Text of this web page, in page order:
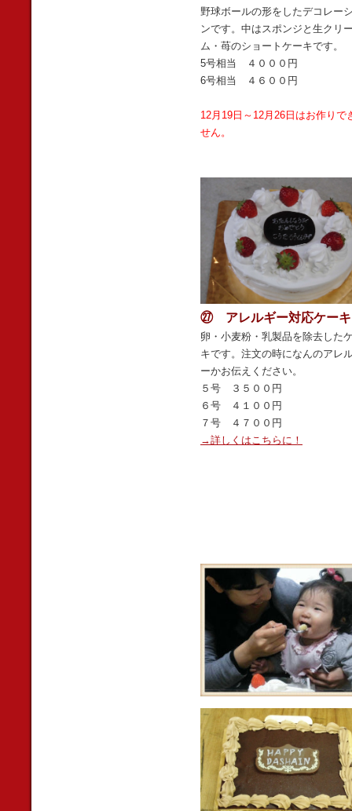
野球ボールの形をしたデコレー
ンです。中はスポンジと生クリ
ム・苺のショートケーキです。
5号相当 ４０００円
6号相当 ４６００円
12月19日～12月26日はお作りで
せん。
㉗ アレルギー対応ケーキ
卵・小麦粉・乳製品を除去した
キです。注文の時になんのアレ
ーかお伝えください。
５号 ３５００円
６号 ４１００円
７号 ４７００円
→詳しくはこちらに！